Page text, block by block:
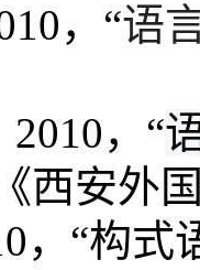
，“语
2010，“
西安外
，“构式